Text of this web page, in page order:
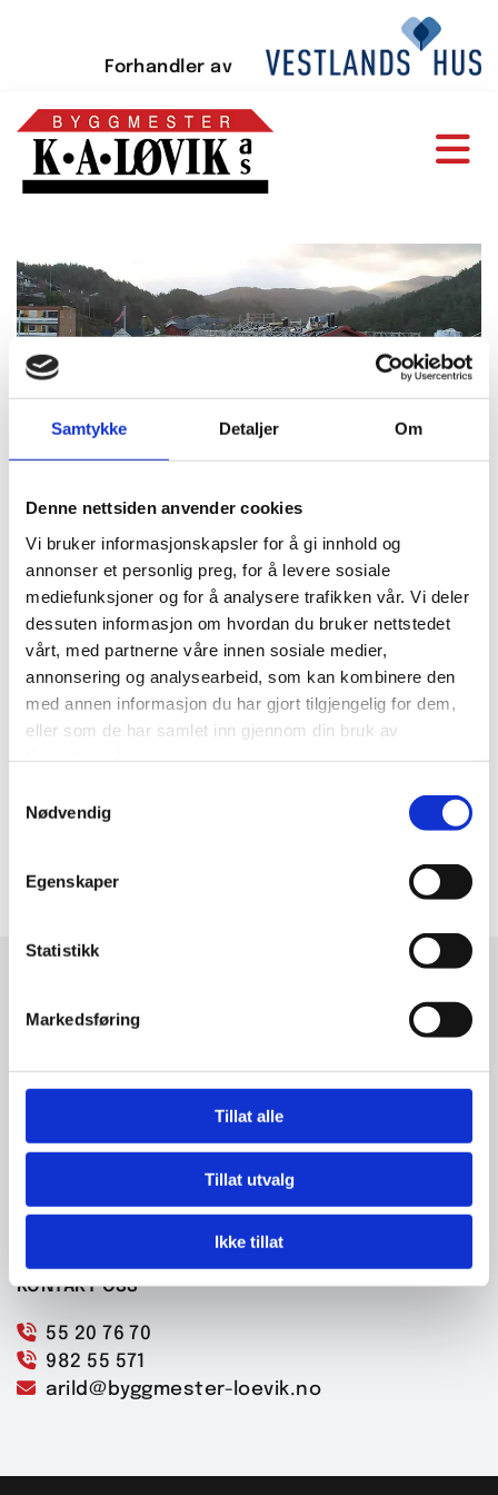
Samtykke Detaljer Om
Denne nettsiden anvender cookies
Vi bruker informasjonskapsler for å gi innhold og
annonser et personlig preg, for å levere sosiale
mediefunksjoner og for å analysere trafikken vår. Vi deler
dessuten informasjon om hvordan du bruker nettstedet
vårt, med partnerne våre innen sosiale medier,
annonsering og analysearbeid, som kan kombinere den
med annen informasjon du har gjort tilgjengelig for dem,
eller som de har samlet inn gjennom din bruk av
Nødvendig
Egenskaper
Statistikk
Markedsføring
Tillat alle
Tillat utvalg
Ikke tillat
Forhandler av
Kvernhusleitet
I Kvernhusleitet BL har vi skiftet tak på 10 rekkehus
med til sammen 56 enheter.
Haakonsvernveien 63
5173 Loddefjord
KONTAKT OSS
 55 20 76 70
 982 55 571
 arild@byggmester-loevik.no